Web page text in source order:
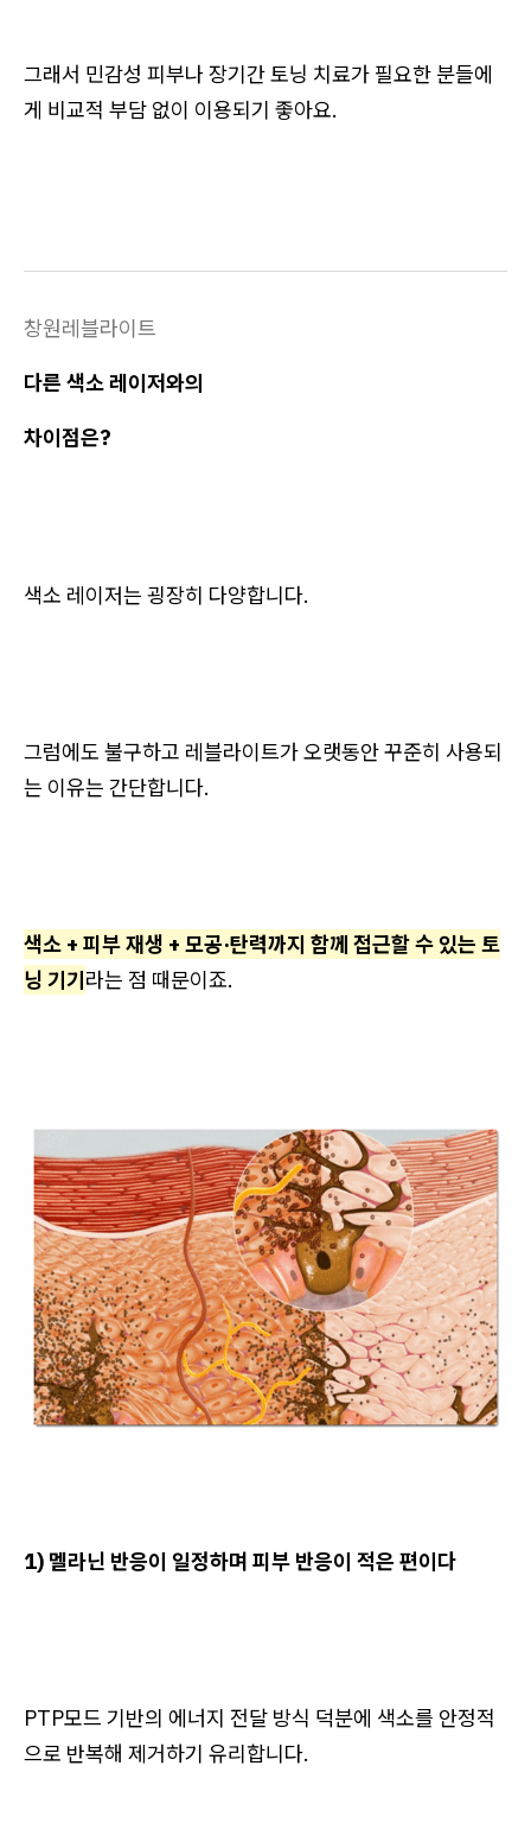
그래서 민감성 피부나 장기간 토닝 치료가 필요한 분들에
게 비교적 부담 없이 이용되기 좋아요.
창원레블라이트
다른 색소 레이저와의
차이점은?
색소 레이저는 굉장히 다양합니다.
그럼에도 불구하고 레블라이트가 오랫동안 꾸준히 사용되
는 이유는 간단합니다.
색소 + 피부 재생 + 모공·탄력까지 함께 접근할 수 있는 토
닝 기기라는 점 때문이죠.
1) 멜라닌 반응이 일정하며 피부 반응이 적은 편이다
PTP모드 기반의 에너지 전달 방식 덕분에 색소를 안정적
으로 반복해 제거하기 유리합니다.